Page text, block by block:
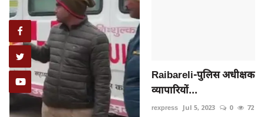
Raibareli-पुलिस अधीक्षक के आदेश पर सीओ ट्रैफिक ने की
व्यापारियों...